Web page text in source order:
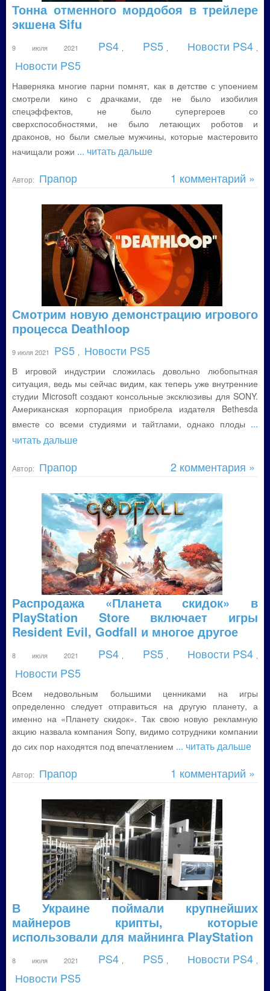
Тонна отменного мордобоя в трейлере
экшена Sifu
9 июля 2021 PS4 PS5 Новости PS4
Новости PS5
Наверняка многие парни помнят, как в детстве с упоением
смотрели кино с драчками, где не было изобилия
спецэффектов, не было супергероев со
сверхспособностями, не было летающих роботов и
драконов, но были смелые мужчины, которые мастеровито
начищали рожи ... читать дальше
Автор: Прапор 1 комментарий »
Смотрим новую демонстрацию игрового
процесса Deathloop
9 июля 2021 PS5 Новости PS5
В игровой индустрии сложилась довольно любопытная
ситуация, ведь мы сейчас видим, как теперь уже внутренние
студии Microsoft создают консольные эксклюзивы для SONY.
Американская корпорация приобрела издателя Bethesda
вместе со всеми студиями и тайтлами, однако плоды ...
читать дальше
Автор: Прапор 2 комментария »
Распродажа «Планета скидок» в
PlayStation Store включает игры
Resident Evil, Godfall и многое другое
8 июля 2021 PS4 PS5 Новости PS4
Новости PS5
Всем недовольным большими ценниками на игры
определенно следует отправиться на другую планету, а
именно на «Планету скидок». Так свою новую рекламную
акцию назвала компания Sony, видимо сотрудники компании
до сих пор находятся под впечатлением ... читать дальше
Автор: Прапор 1 комментарий »
В Украине поймали крупнейших
майнеров крипты, которые
использовали для майнинга PlayStation
8 июля 2021 PS4 PS5 Новости PS4
Новости PS5